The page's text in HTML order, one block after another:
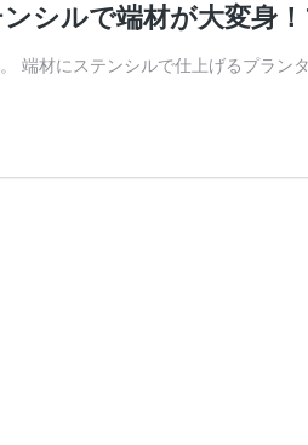
ンシルで端材が大変身
端材にステンシルで仕上げるプラ